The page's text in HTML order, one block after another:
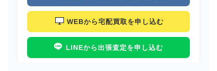
WEBから宅配買取を申し込む
LINEから出張査定を申し込む